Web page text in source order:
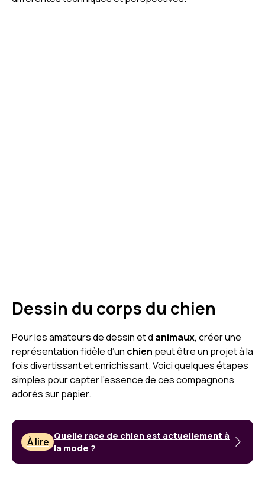
Dessin du corps du chien
Pour les amateurs de dessin et d’animaux, créer une
représentation fidèle d’un chien peut être un projet à la
fois divertissant et enrichissant. Voici quelques étapes
simples pour capter l’essence de ces compagnons
adorés sur papier.
À lire Quelle race de chien est actuellement à
la mode ?